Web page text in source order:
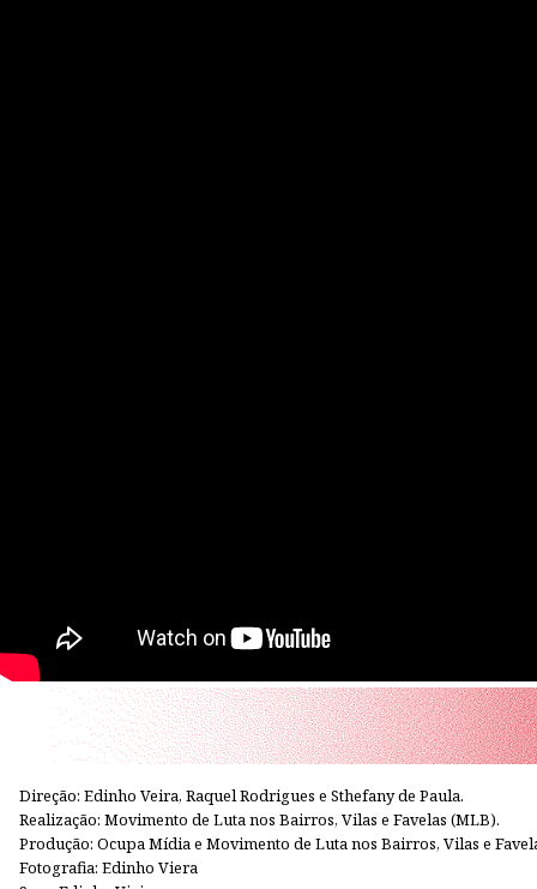
Direção: Edinho Veira, Raquel Rodrigues e Sthefany de Paula.
Realização: Movimento de Luta nos Bairros, Vilas e Favelas (MLB).
Produção: Ocupa Mídia e Movimento de Luta nos Bairros, Vilas e
Fotografia: Edinho Viera